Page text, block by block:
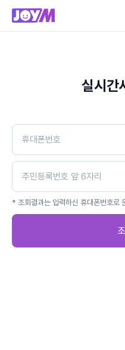
실시간
* 조회결과는 입력하신 휴대폰번호로